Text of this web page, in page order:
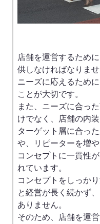
店舗を運営するため
供しなければなりませ
ニーズに応えるため
ことが大切です。
また、ニーズに合っ
けでなく、店舗の内
ターゲット層に合っ
や、リピーターを増や
コンセプトに一貫性
れています。
コンセプトをしっか
と経営が長く続かず
ありません。
そのため、店舗を運